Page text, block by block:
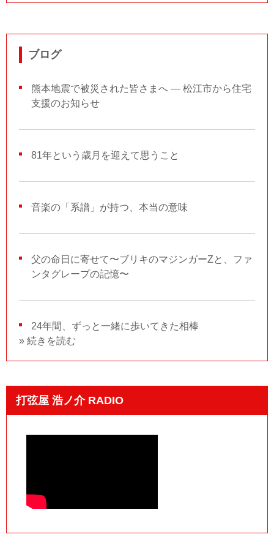
ブログ
熊本地震で被災された皆さまへ ― 松江市から住宅
支援のお知らせ
81年という歳月を迎えて思うこと
音楽の「系譜」が持つ、本当の意味
父の命日に寄せて〜ブリキのマジンガーZと、ファ
ンタグレープの記憶〜
24年間、ずっと一緒に歩いてきた相棒
» 続きを読む
打弦屋 浩ノ介 RADIO